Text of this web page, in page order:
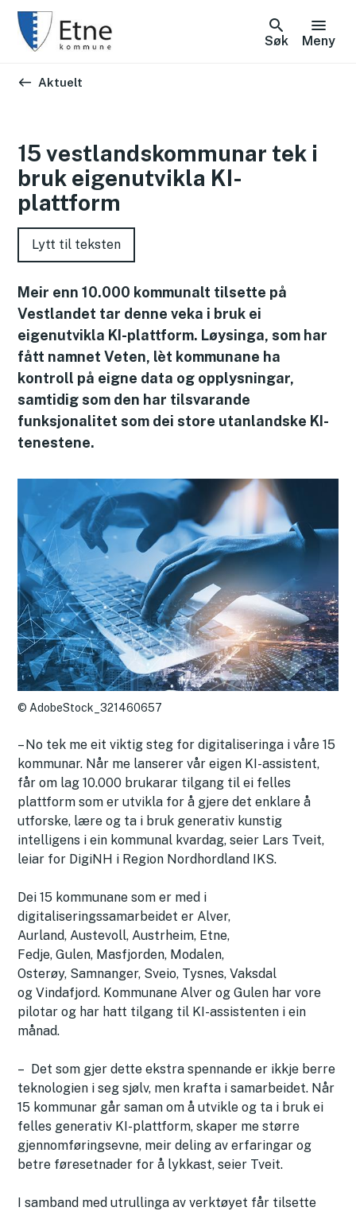
Søk Meny
Du er her:
Aktuelt
15 vestlandskommunar tek i
bruk eigenutvikla KI-
plattform
Lytt til teksten
Meir enn 10.000 kommunalt tilsette på
Vestlandet tar denne veka i bruk ei
eigenutvikla KI-plattform. Løysinga, som har
fått namnet Veten, lèt kommunane ha
kontroll på eigne data og opplysningar,
samtidig som den har tilsvarande
funksjonalitet som dei store utanlandske KI-
tenestene.
AdobeStock_321460657
– No tek me eit viktig steg for digitaliseringa i våre 15
kommunar. Når me lanserer vår eigen KI-assistent,
får om lag 10.000 brukarar tilgang til ei felles
plattform som er utvikla for å gjere det enklare å
utforske, lære og ta i bruk generativ kunstig
intelligens i ein kommunal kvardag, seier Lars Tveit,
leiar for DigiNH i Region Nordhordland IKS.
Dei 15 kommunane som er med i
digitaliseringssamarbeidet er Alver,
Aurland, Austevoll, Austrheim, Etne,
Fedje, Gulen, Masfjorden, Modalen,
Osterøy, Samnanger, Sveio, Tysnes, Vaksdal
og Vindafjord. Kommunane Alver og Gulen har vore
pilotar og har hatt tilgang til KI-assistenten i ein
månad.
– Det som gjer dette ekstra spennande er ikkje berre
teknologien i seg sjølv, men krafta i samarbeidet. Når
15 kommunar går saman om å utvikle og ta i bruk ei
felles generativ KI-plattform, skaper me større
gjennomføringsevne, meir deling av erfaringar og
betre føresetnader for å lykkast, seier Tveit.
I samband med utrullinga av verktøyet får tilsette